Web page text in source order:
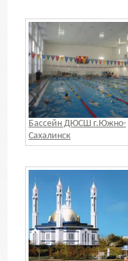
Бассейн ДЮСШ г.Южно-
Сахалинск